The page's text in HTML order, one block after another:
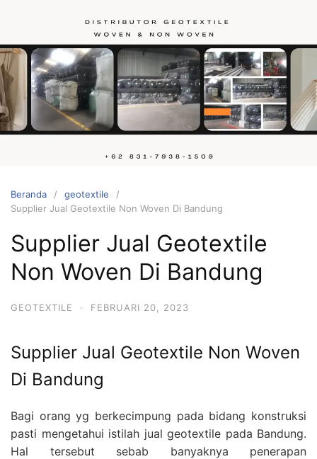
konten
Hubungi
kami
Beranda
geotextile
Supplier Jual Geotextile Non Woven Di Bandung
Supplier Jual Geotextile
Non Woven Di Bandung
GEOTEXTILE · FEBRUARI 20, 2023
Supplier Jual Geotextile Non Woven
Di Bandung
Bagi orang yg berkecimpung pada bidang konstruksi
pasti mengetahui istilah jual geotextile pada Bandung.
Hal tersebut sebab banyaknya penerapan